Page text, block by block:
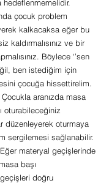
çocuk problem
kalkacaksa eğer bu
kaldırmalısınız ve bir
Böylece ‘’sen
ben istediğim için
çocuğa hissettirelim.
Çocukla aranızda masa
oturabileceğiniz
düzenleyerek oturmaya
sergilemesi sağlanabilir.
Eğer materyal geçişlerinde
başı
geçişleri doğru